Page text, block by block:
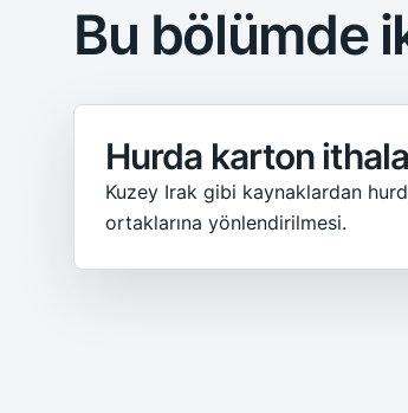
Bu bölümde
Hurda karton
Kuzey Irak gibi kaynaklardan
ortaklarına yönlendirilmesi.